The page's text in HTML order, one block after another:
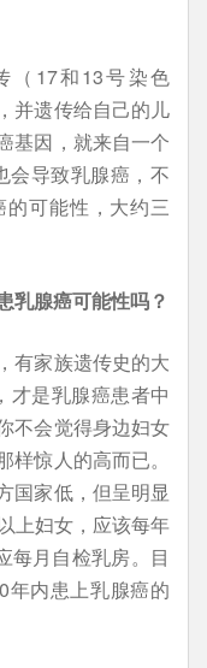
（17和13号染色
并遗传给自己的儿
基因，就来自一个
会导致乳腺癌，不
可能性，大约三
乳腺癌可能性吗？
有家族遗传史的大
才是乳腺癌患者中
不会觉得身边妇女
惊人的高而已。
国家低，但呈明显
上妇女，应该每年
每月自检乳房。目
年内患上乳腺癌的